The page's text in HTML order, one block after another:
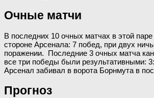
Очные матчи
В последних 10 очных матчах в этой
стороне Арсенала: 7 побед, при двух
поражении. Последние 3 очных матча
все три победы были результативными:
Арсенал забивал в ворота Борнмута в
Прогноз